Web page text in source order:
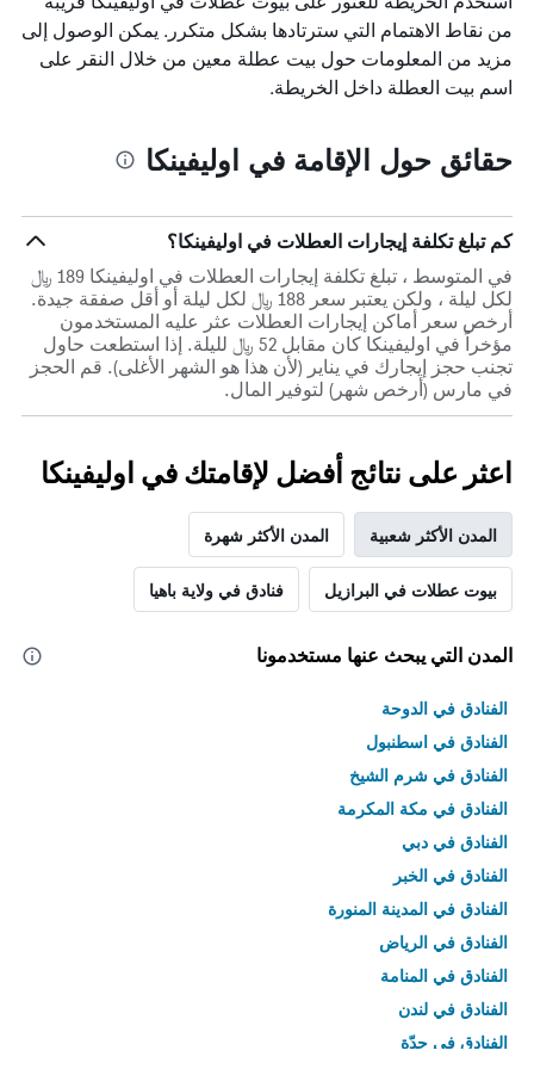
الذي
يعرض
أيام
الأسبوع.
التالي
الذي
يعرض
متوسط
سعر
غرفة
من نقاط الاهتمام التي سترتادها بشكل متكرر. يمكن الوصول إلى
مزيد من المعلومات حول بيت عطلة معين من خلال النقر على
اسم بيت العطلة داخل الخريطة.
حقائق حول الإقامة في اوليفينكا
كم تبلغ تكلفة إيجارات العطلات في اوليفينكا؟
في المتوسط ، تبلغ تكلفة إيجارات العطلات في اوليفينكا 189 ﷼
لكل ليلة ، ولكن يعتبر سعر 188 ﷼ لكل ليلة أو أقل صفقة جيدة.
أرخص سعر أماكن إيجارات العطلات عثر عليه المستخدمون
مؤخراً في اوليفينكا كان مقابل 52 ﷼ لليلة. إذا استطعت حاول
تجنب حجز إيجارك في يناير (لأن هذا هو الشهر الأغلى). قم الحجز
في مارس (أرخص شهر) لتوفير المال.
اعثر على نتائج أفضل لإقامتك في اوليفينكا
المدن الأكثر شعبية المدن الأكثر شهرة
بيوت عطلات في البرازيل فنادق في ولاية باهيا
المدن التي يبحث عنها مستخدمونا
الفنادق في الدوحة
الفنادق في اسطنبول
الفنادق في شرم الشيخ
الفنادق في مكة المكرمة
الفنادق في دبي
الفنادق في الخبر
الفنادق في المدينة المنورة
الفنادق في الرياض
الفنادق في المنامة
الفنادق في لندن
الفنادق في جدّة